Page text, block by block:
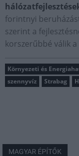
forintnyi
szerint a
korszerűbbé válik
Környezeti és
szennyvíz
Strabag
MAGYAR ÉPÍTŐK